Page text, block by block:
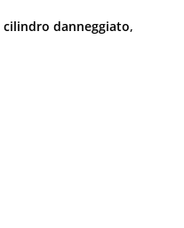
cilindro danneggiato,